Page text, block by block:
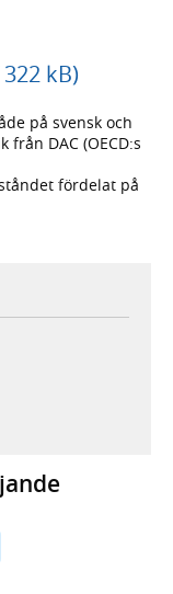
kB)
på svensk och
DAC (OECD:s
fördelat på
webbplats,
webbplats,